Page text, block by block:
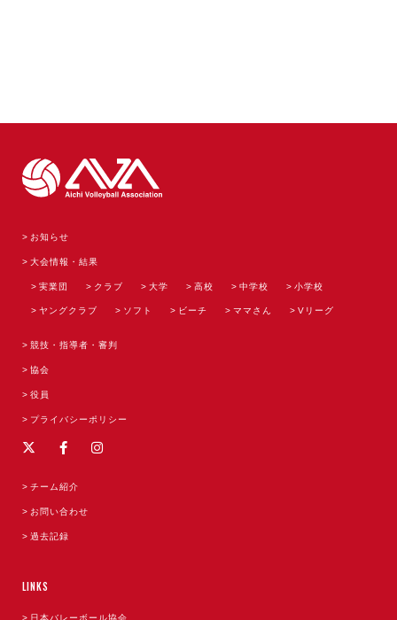
お知らせ
大会情報・結果
実業団 クラブ 大学 高校 中学校 小学校
ヤングクラブ ソフト ビーチ ママさん Vリーグ
競技・指導者・審判
協会
役員
プライバシーポリシー
チーム紹介
お問い合わせ
過去記録
LINKS
日本バレーボール協会